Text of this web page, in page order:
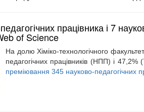
працівника і 7
of Science
На долю Хіміко-технологічного
педагогічних працівників (НПП) і 47,2%
преміювання 345 науково-педагогічних